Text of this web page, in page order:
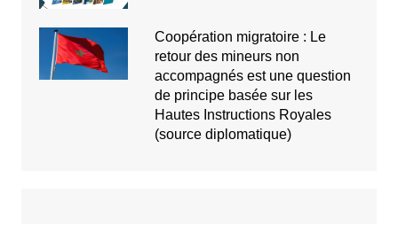
Coopération migratoire : Le
retour des mineurs non
accompagnés est une question
de principe basée sur les
Hautes Instructions Royales
(source diplomatique)